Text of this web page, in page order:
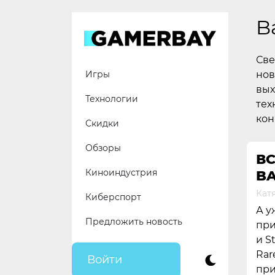
Игры
Технологии
Скидки
Обзоры
Киноиндустрия
Киберспорт
Предложить новость
Войти
А
и